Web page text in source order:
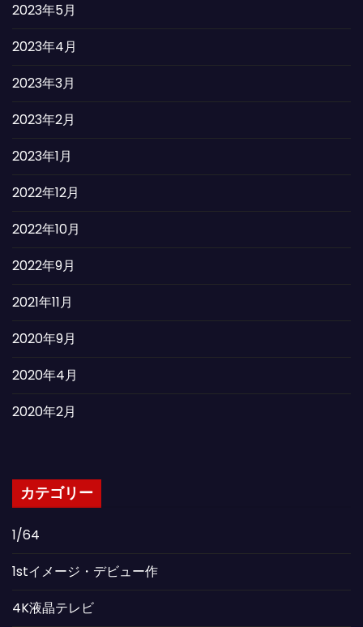
2023年5月
2023年4月
2023年3月
2023年2月
2023年1月
2022年12月
2022年10月
2022年9月
2021年11月
2020年9月
2020年4月
2020年2月
カテゴリー
1/64
1stイメージ・デビュー作
4K液晶テレビ